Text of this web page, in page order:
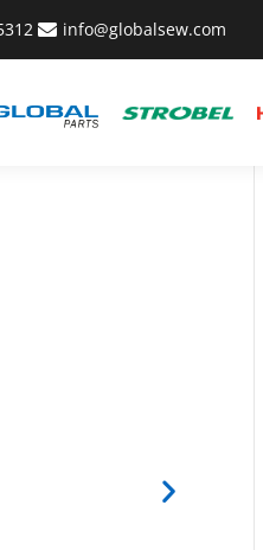
info@globalsew.com